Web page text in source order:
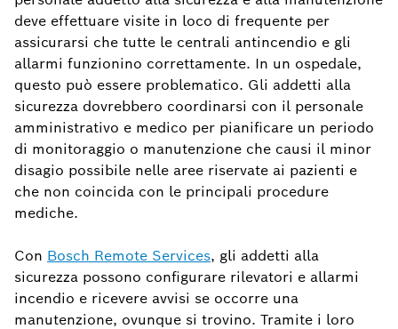
deve effettuare visite in loco di frequente per
assicurarsi che tutte le centrali antincendio e gli
allarmi funzionino correttamente. In un ospedale,
questo può essere problematico. Gli addetti alla
sicurezza dovrebbero coordinarsi con il personale
amministrativo e medico per pianificare un periodo
di monitoraggio o manutenzione che causi il minor
disagio possibile nelle aree riservate ai pazienti e
che non coincida con le principali procedure
mediche.
Con Bosch Remote Services, gli addetti alla
sicurezza possono configurare rilevatori e allarmi
incendio e ricevere avvisi se occorre una
manutenzione, ovunque si trovino. Tramite i loro